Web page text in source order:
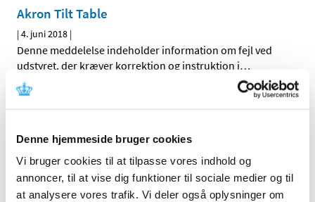
Denne hjemmeside bruger cookies
Vi bruger cookies til at tilpasse vores indhold og
annoncer, til at vise dig funktioner til sociale medier og til
at analysere vores trafik. Vi deler også oplysninger om
Akron Tilt Table
|4. juni 2018 |
Denne meddelelse indeholder information om fejl ved
udstyret, der kræver korrektion og instruktion i…
Denne meddelelse indeholder information om sikker og
korrekt brug af udstyret.
ThermoScientificTM OxoidTM OX1 Oxacillin